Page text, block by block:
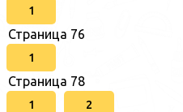
1
Страница 76
1
Страница 78
1 2